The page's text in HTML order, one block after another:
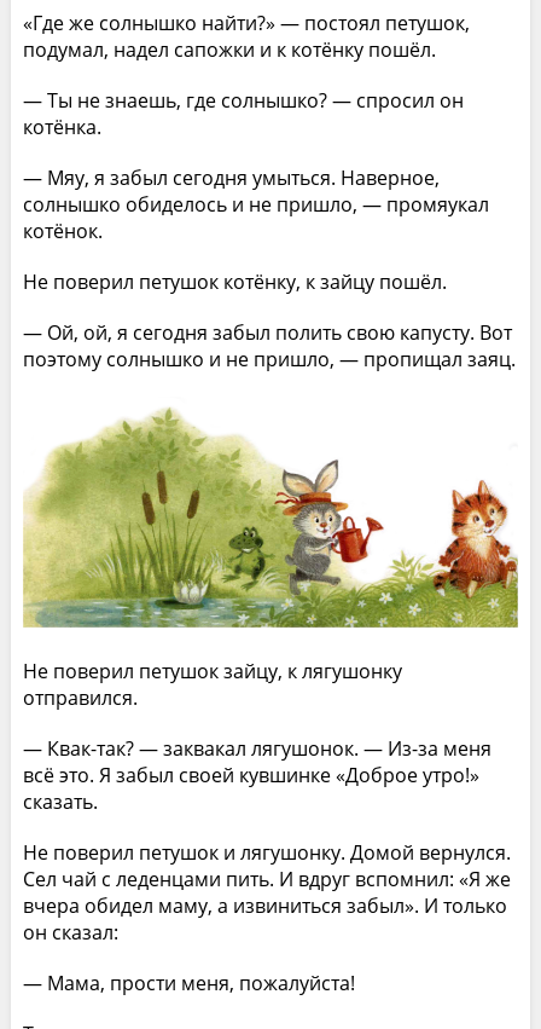
«Где же солнышко найти?» — постоял петушок,
подумал, надел сапожки и к котёнку пошёл.
— Ты не знаешь, где солнышко? — спросил он
котёнка.
— Мяу, я забыл сегодня умыться. Наверное,
солнышко обиделось и не пришло, — промяукал
котёнок.
Не поверил петушок котёнку, к зайцу пошёл.
— Ой, ой, я сегодня забыл полить свою капусту. Вот
поэтому солнышко и не пришло, — пропищал заяц.
Не поверил петушок зайцу, к лягушонку
отправился.
— Квак-так? — заквакал лягушонок. — Из-за меня
всё это. Я забыл своей кувшинке «Доброе утро!»
сказать.
Не поверил петушок и лягушонку. Домой вернулся.
Сел чай с леденцами пить. И вдруг вспомнил: «Я же
вчера обидел маму, а извиниться забыл». И только
он сказал:
— Мама, прости меня, пожалуйста!